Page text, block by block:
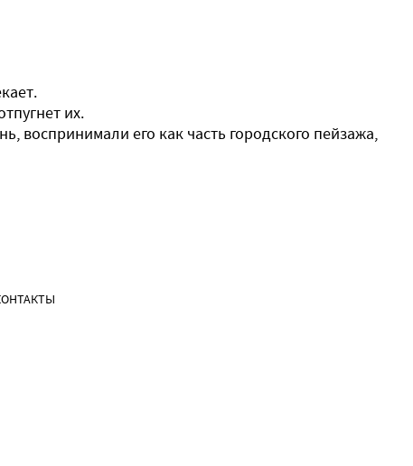
их.
воспринимали его как часть городского пейзажа,